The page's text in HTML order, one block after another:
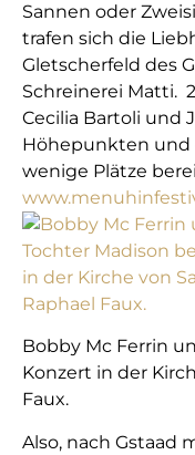
Sannen oder
trafen sich die
Gletscherfeld des
Schreinerei Matti.
Cecilia Bartoli und
Höhepunkten und
wenige Plätze
Bobby Mc Ferrin
Konzert in der
Faux.
Also, nach Gstaad